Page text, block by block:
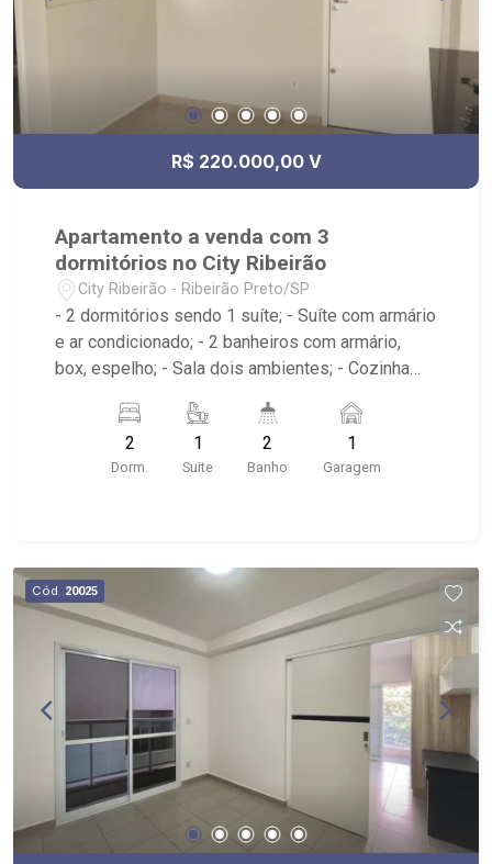
R$ 220.000,00 V
Apartamento a venda com 3
dormitórios no City Ribeirão
City Ribeirão - Ribeirão Preto/SP
- 2 dormitórios sendo 1 suíte; - Suíte com armário
e ar condicionado; - 2 banheiros com armário,
box, espelho; - Sala dois ambientes; - Cozinha
armário; - Condomínio com Quadra poliesportiva,
Playground, Piscinas adulto e infantil, Área
gourmet com churrasqueira, Salão de festas,
2
Dorm.
1
Suite
2
Banho
1
Garagem
Cód. 20025